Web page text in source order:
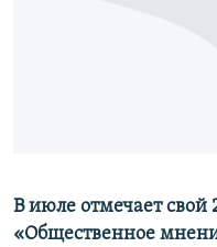
В июле отмечает
«Общественное